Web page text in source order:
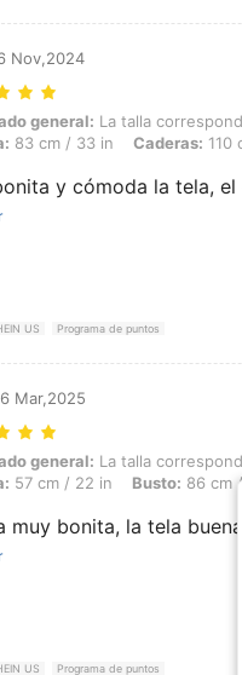
Nov,2024
general: La talla corresponde,
general: La talla
83 cm / 33 in Caderas: 110
y cómoda la tela,
US Programa de puntos
Mar,2025
general: La talla corresponde,
general: La talla
57 cm / 22 in Busto: 86 cm
muy bonita, la tela
US Programa de puntos